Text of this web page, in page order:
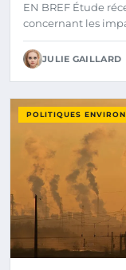
EN BREF Étude
concernant les
JULIE GAILLARD
POLITIQUES